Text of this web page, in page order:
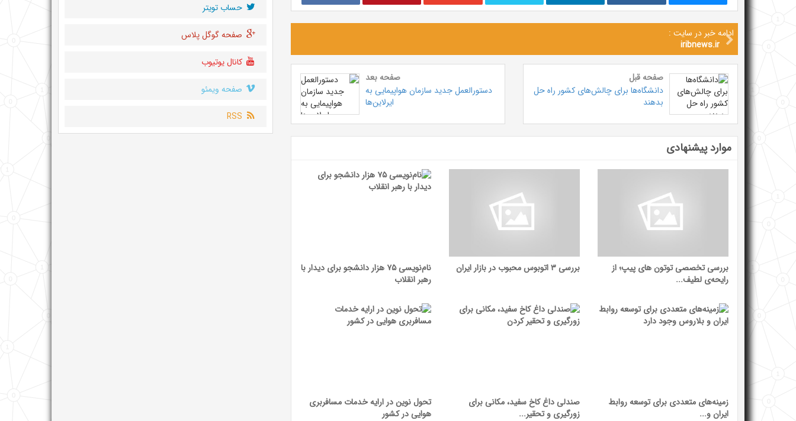
ادامه خبر در سایت :
iribnews.ir
صفحه قبل
دانشگاه‌ها برای چالش‌های کشور راه حل
بدهند
صفحه بعد
دستورالعمل جدید سازمان هواپیمایی به
ایرلاین‌ها
موارد پیشنهادی
بررسی تخصصی توتون ‌های پیپ؛ از
رایحه‌ی لطیف...
بررسی ۳ اتوبوس محبوب در بازار ایران
نام‌نویسی ۷۵ هزار دانشجو برای دیدار با
رهبر انقلاب
زمینه‌های متعددی برای توسعه روابط
ایران و...
صندلی داغ کاخ سفید، مکانی برای
زورگیری و تحقیر...
تحول نوین در ارایه خدمات مسافربری
هوایی در کشور
حساب تويتر
صفحه گوگل پلاس
کانال یوتیوب
صفحه ویمئو